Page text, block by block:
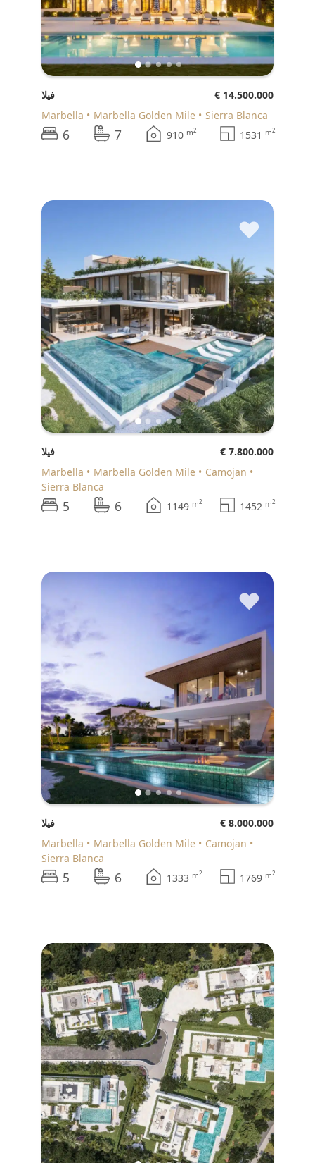
فيلا
€ 14.500.000
Marbella
Marbella Golden Mile Sierra Blanca
6 7 910 m2 1531 m2
♥
فيلا
€ 7.800.000
Marbella
Marbella Golden Mile
Camojan
Sierra Blanca
5 6 1149 m2 1452 m2
♥
فيلا
€ 8.000.000
Marbella
Marbella Golden Mile
Camojan
Sierra Blanca
5 6 1333 m2 1769 m2
♥